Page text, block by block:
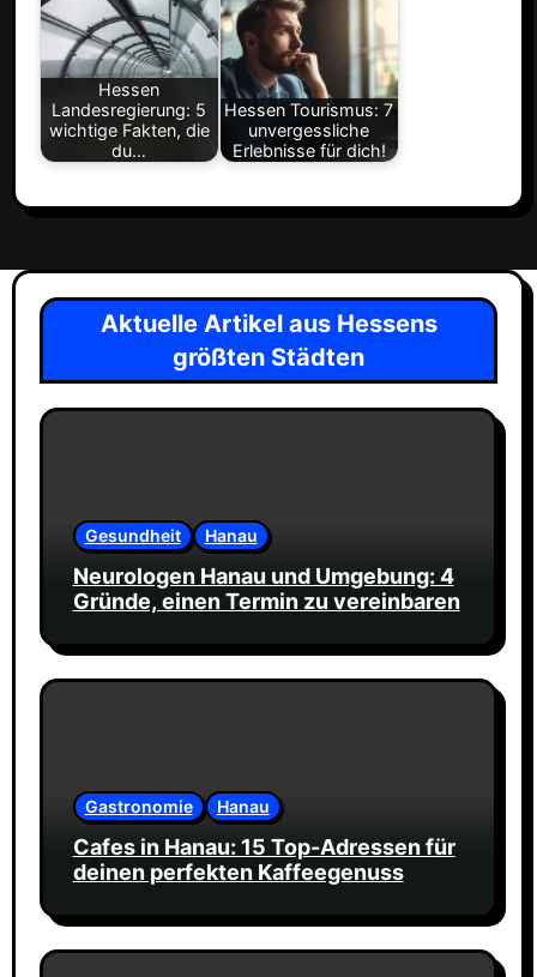
Hessen
Landesregierung: 5
wichtige Fakten, die
du…
Hessen Tourismus: 7
unvergessliche
Erlebnisse für dich!
Aktuelle Artikel aus Hessens
größten Städten
Gesundheit Hanau
Neurologen Hanau und Umgebung: 4
Gründe, einen Termin zu vereinbaren
Gastronomie Hanau
Cafes in Hanau: 15 Top-Adressen für
deinen perfekten Kaffeegenuss